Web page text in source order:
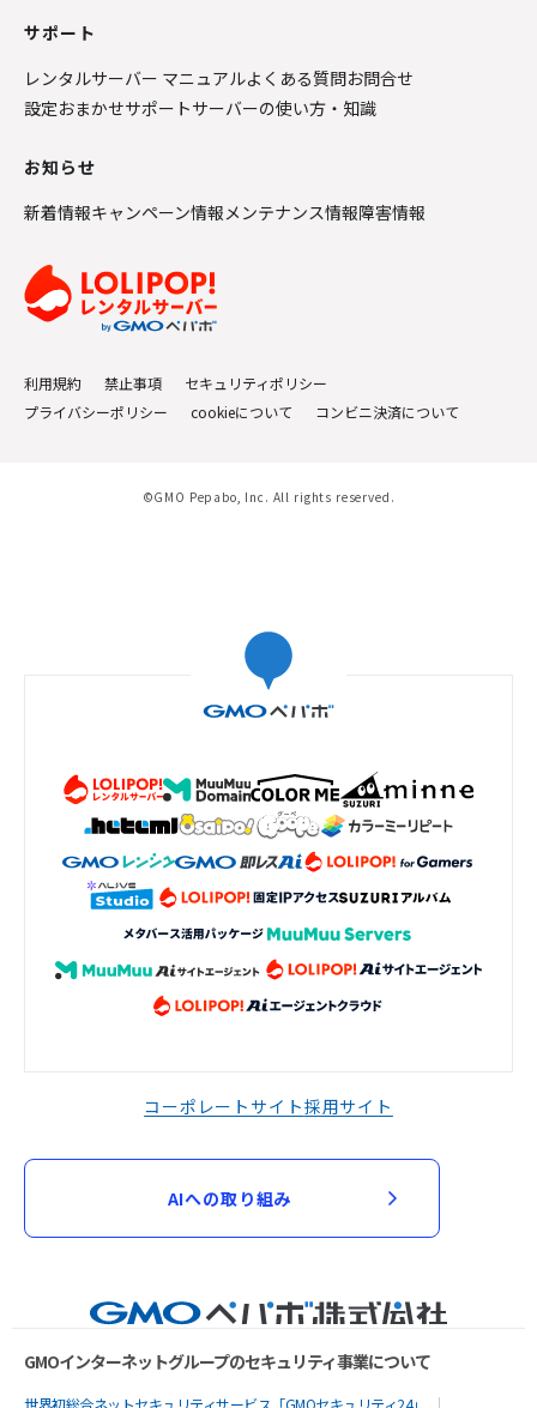
サポート
レンタルサーバー マニュアルよくある質問お問合せ
設定おまかせサポートサーバーの使い方・知識
お知らせ
新着情報キャンペーン情報メンテナンス情報障害情報
利用規約 禁止事項
セキュリティポリシー
プライバシーポリシー
cookieについて コンビニ決済について
©GMO Pepabo, Inc. All rights reserved.
コーポレートサイト採用サイト
AIへの取り組み
GMOインターネットグループのセキュリティ事業について
世界初総合ネットセキュリティサービス「GMOセキュリティ24」